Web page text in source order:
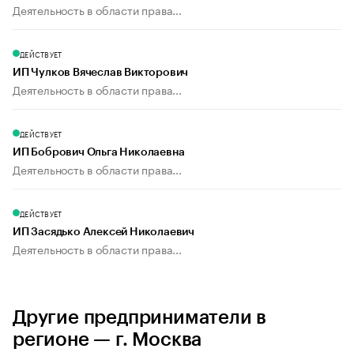
Деятельность в области права...
ДЕЙСТВУЕТ
ИП Чулков Вячеслав Викторович
Деятельность в области права...
ДЕЙСТВУЕТ
ИП Бобрович Ольга Николаевна
Деятельность в области права...
ДЕЙСТВУЕТ
ИП Засядько Алексей Николаевич
Деятельность в области права...
Другие предприниматели в
регионе — г. Москва